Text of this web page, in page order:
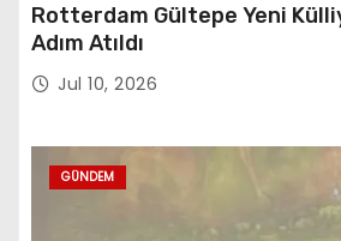
Rotterdam Gültepe Yeni
Adım Atıldı
Jul 10, 2026
GÜNDEM